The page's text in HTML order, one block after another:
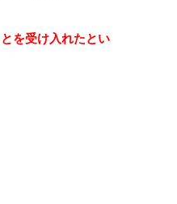
を受け入れたとい